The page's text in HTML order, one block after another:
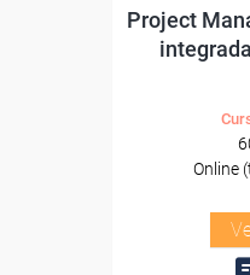
Project
Online